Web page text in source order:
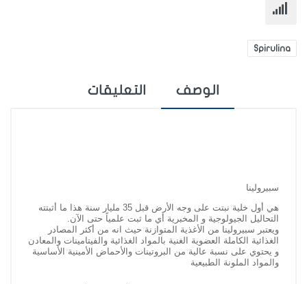
Spirulina
الوصف التعليقات
سبيرولينا
هي أول خلية نبتت على وجه الأرض قبل 35 مليار سنة هذا ما أثبتته
التحاليل الجيولوجية و المخبرية أي ما ثبت علمياً حتى الآن.
ويعتبر سبيرولينا من الأغذية المتوازنة حيث انه من أكثر المصادر
الغذائية الكاملة العضوية الغنية بالمواد الغذائية والفيتامينات والمعادن
و يحتوي على نسبة عالية من البروتينات والأحماض الأمينية الأساسية
والمواد الملونة الطبيعية